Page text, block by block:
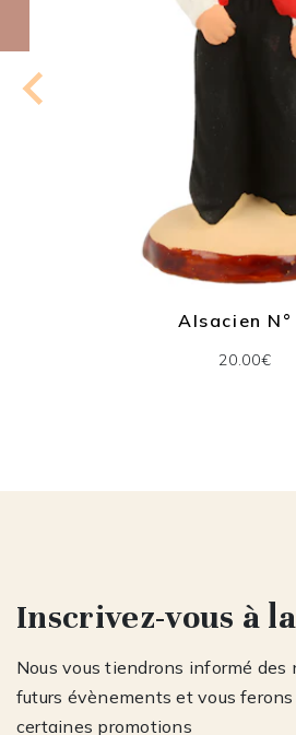
Alsacien N°
20.00€
Inscrivez-vous à
Nous vous tiendrons informé des
futurs évènements et vous
certaines promotions